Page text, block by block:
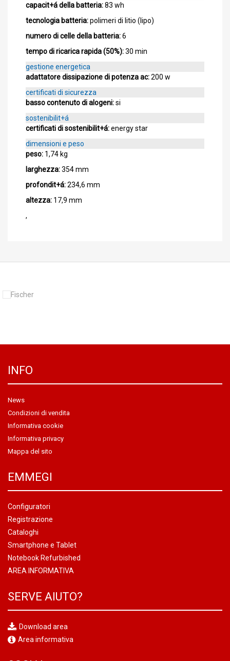
capacit+á della batteria:83 wh
tecnologia batteria:polimeri di litio (lipo)
numero di celle della batteria:6
tempo di ricarica rapida (50%):30 min
gestione energetica
adattatore dissipazione di potenza ac:200 w
certificati di sicurezza
basso contenuto di alogeni:si
sostenibilit+á
certificati di sostenibilit+á:energy star
dimensioni e peso
peso: 1,74 kg
larghezza:354 mm
profondit+á:234,6 mm
altezza: 17,9 mm
,
INFO
News
Condizioni di vendita
Informativa cookie
Informativa privacy
Mappa del sito
EMMEGI
Configuratori
Registrazione
Cataloghi
Smartphone e Tablet
Notebook Refurbished
AREA INFORMATIVA
SERVE AIUTO?
Download area
Area informativa